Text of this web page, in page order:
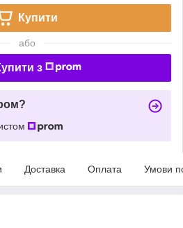
Купити
або
з
Доставка Оплата Умови